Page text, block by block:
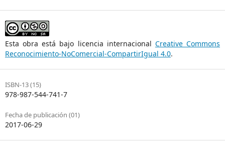
Esta obra está bajo licencia internacional Creative Commons
Reconocimiento-NoComercial-CompartirIgual 4.0.
ISBN-13 (15)
978-987-544-741-7
Fecha de publicación (01)
2017-06-29